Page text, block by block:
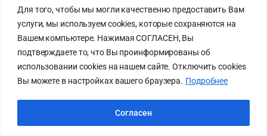
Для того, чтобы мы могли качественно предоставить Вам
услуги, мы используем cookies, которые сохраняются на
Вашем компьютере. Нажимая СОГЛАСЕН, Вы
подтверждаете то, что Вы проинформированы об
использовании cookies на нашем сайте. Отключить cookies
Вы можете в настройках вашего браузера. Подробнее
Согласен